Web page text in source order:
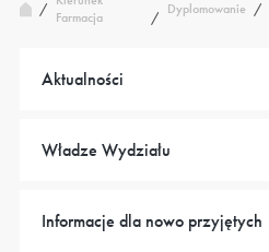
/
Farmacja
/
Dyplomowanie /
Aktualności
Władze Wydziału
Informacje dla nowo przyjętych